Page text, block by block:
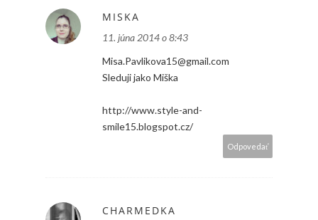
MISKA
11. júna 2014 o 8:43
Misa.Pavlikova15@gmail.com
Sleduji jako Miška
http://www.style-and-
smile15.blogspot.cz/
Odpovedať
CHARMEDKA